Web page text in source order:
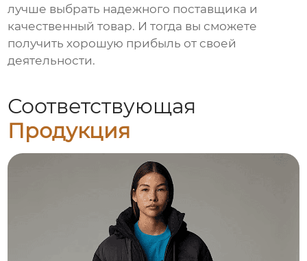
лучше выбрать надежного поставщика и
качественный товар. И тогда вы сможете
получить хорошую прибыль от своей
деятельности.
Соответствующая
Продукция